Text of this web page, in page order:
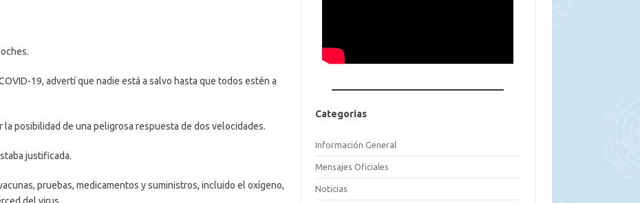
19, advertí que nadie está a salvo hasta que todos estén a
posibilidad de una peligrosa respuesta de dos velocidades.
justificada.
pruebas, medicamentos y suministros, incluido el oxígeno,
Categorias
Información General
Mensajes Oficiales
Noticias